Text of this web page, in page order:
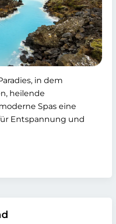
in dem
heilende
Spas eine
Entspannung und